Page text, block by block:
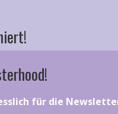
für die